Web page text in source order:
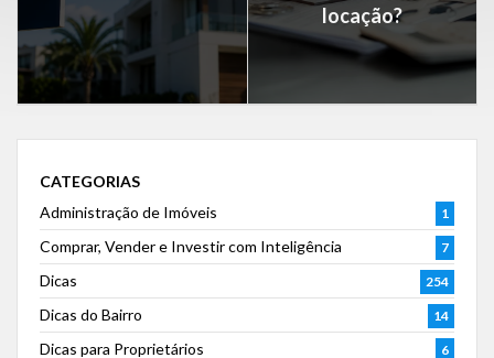
locação?
CATEGORIAS
Administração de Imóveis
1
Comprar, Vender e Investir com Inteligência 7
Dicas 254
Dicas do Bairro 14
Dicas para Proprietários 6